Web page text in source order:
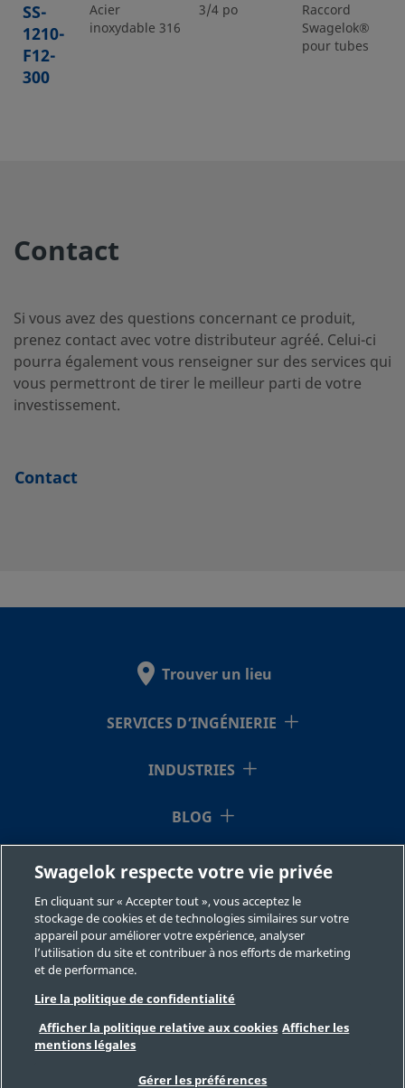
SS-
1210-
F12-
300
Acier
inoxydable 316
3/4 po
Raccord
Swagelok®
pour tubes
1210-
F16-
150
inoxydable 316
Swagelok®
pour tubes
F12-
12M0-
Acier
12 mm
SS-
12M0-
F8-
150
Acier
inoxydable 316
Raccord
Swagelok®
SS-
12M0-
F8-
Acier
inoxydable 316
12 mm
Swagelok®
pour tubes
Contact
Si vous avez des questions concernant ce produit,
prenez contact avec votre distributeur agréé. Celui-ci
pourra également vous renseigner sur des services qui
vous permettront de tirer le meilleur parti de votre
investissement.
Contact
Trouver un lieu
SERVICES D’INGÉNIERIE
INDUSTRIES
BLOG
RESSOURCES
À NOTRE SUJET
©2026 Swagelok Company. Tous droits réservés.
Sélection des produits en toute sécurité
Swagelok respecte votre vie privée
En cliquant sur « Accepter tout », vous acceptez le
stockage de cookies et de technologies similaires sur votre
appareil pour améliorer votre expérience, analyser
l’utilisation du site et contribuer à nos efforts de marketing
et de performance.
Lire la politique de confidentialité
Afficher la politique relative aux cookies Afficher les
mentions légales
Gérer les préférences